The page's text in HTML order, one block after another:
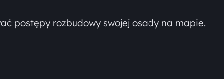
postępy rozbudowy swojej osady na mapie.